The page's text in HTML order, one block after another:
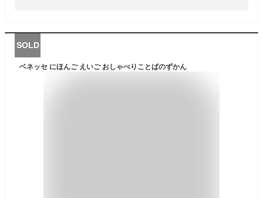
SOLD
ベネッセ にほんご えいご おしゃべりことばのずかん